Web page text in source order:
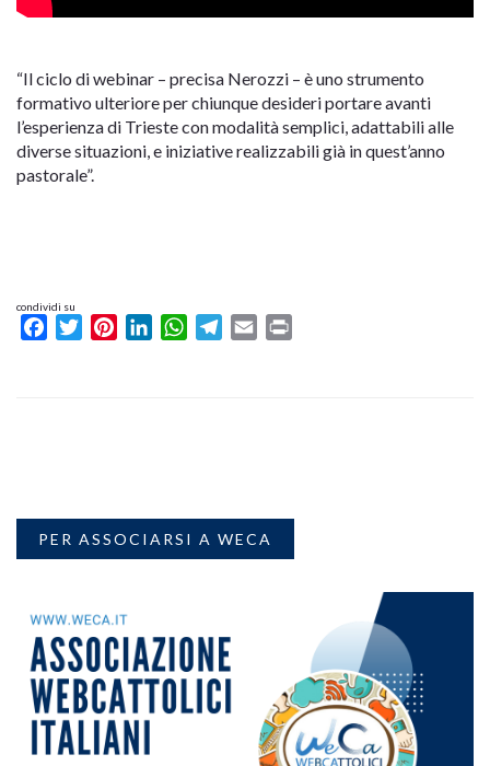
“Il ciclo di webinar – precisa Nerozzi – è uno strumento
formativo ulteriore per chiunque desideri portare avanti
l’esperienza di Trieste con modalità semplici, adattabili alle
diverse situazioni, e iniziative realizzabili già in quest’anno
pastorale”.
condividi su
FacebookTwitterPinterestLinkedInWhatsAppTelegram
Email
PER ASSOCIARSI A WECA